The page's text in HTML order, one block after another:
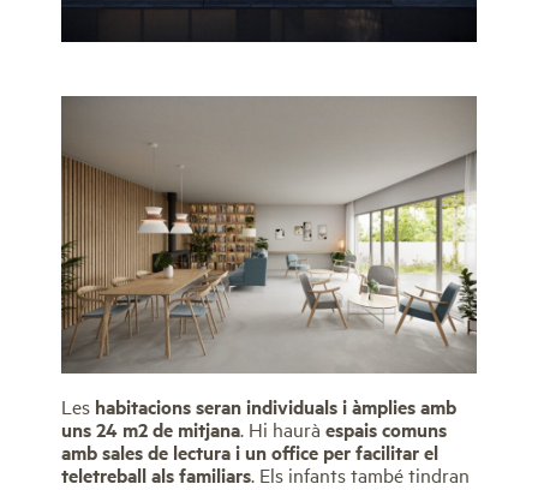
Les habitacions seran individuals i àmplies amb
uns 24 m2 de mitjana. Hi haurà espais comuns
amb sales de lectura i un office per facilitar el
teletreball als familiars. Els infants també tindran